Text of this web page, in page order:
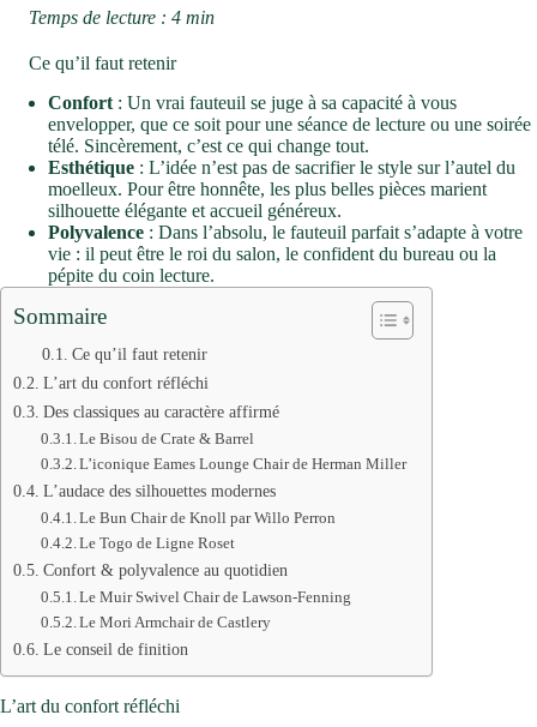
Temps de lecture : 4 min
Ce qu’il faut retenir
Confort : Un vrai fauteuil se juge à sa capacité à vous
envelopper, que ce soit pour une séance de lecture ou une soirée
télé. Sincèrement, c’est ce qui change tout.
Esthétique : L’idée n’est pas de sacrifier le style sur l’autel du
moelleux. Pour être honnête, les plus belles pièces marient
silhouette élégante et accueil généreux.
Polyvalence : Dans l’absolu, le fauteuil parfait s’adapte à votre
vie : il peut être le roi du salon, le confident du bureau ou la
pépite du coin lecture.
Sommaire
Ce qu’il faut retenir
L’art du confort réfléchi
Des classiques au caractère affirmé
Le Bisou de Crate & Barrel
L’iconique Eames Lounge Chair de Herman Miller
L’audace des silhouettes modernes
Le Bun Chair de Knoll par Willo Perron
Le Togo de Ligne Roset
Confort & polyvalence au quotidien
Le Muir Swivel Chair de Lawson-Fenning
Le Mori Armchair de Castlery
Le conseil de finition
L’art du confort réfléchi